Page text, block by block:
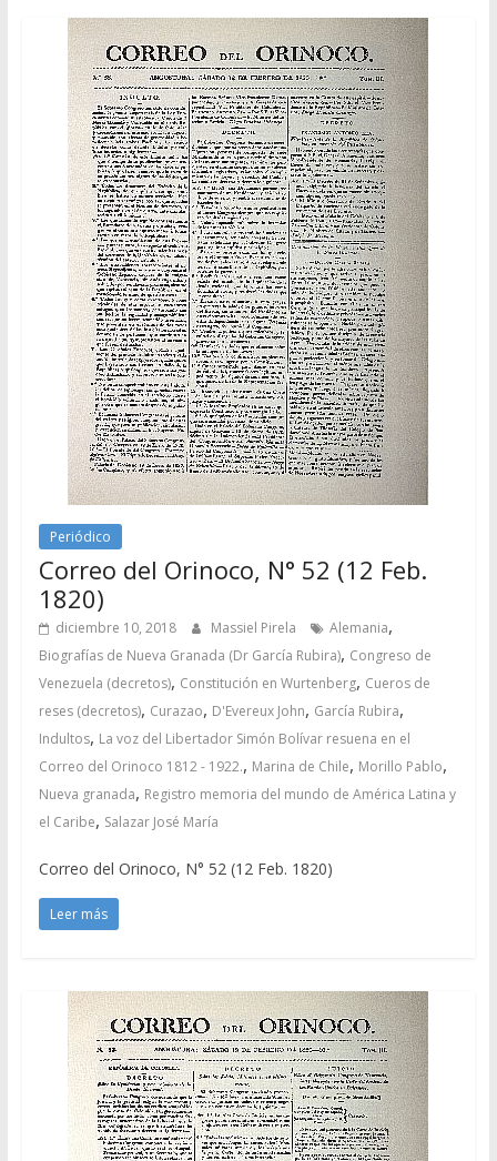
Periódico
Correo del Orinoco, N° 52 (12 Feb.
1820)
diciembre 10, 2018 Massiel Pirela Alemania,
Biografías de Nueva Granada (Dr García Rubira), Congreso de
Venezuela (decretos), Constitución en Wurtenberg, Cueros de
reses (decretos), Curazao, D'Evereux John, García Rubira,
Indultos, La voz del Libertador Simón Bolívar resuena en el
Correo del Orinoco 1812 - 1922., Marina de Chile, Morillo Pablo,
Nueva granada, Registro memoria del mundo de América Latina y
el Caribe, Salazar José María
Correo del Orinoco, N° 52 (12 Feb. 1820)
Leer más